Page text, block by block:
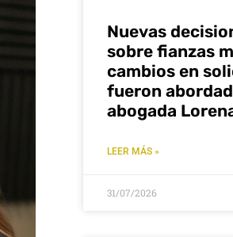
Nuevas
sobre fianzas
cambios en
fueron
abogada
LEER MÁS »
31/07/2026